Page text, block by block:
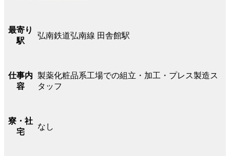
最寄り
駅
弘南鉄道弘南線 田舎館駅
仕事内
容
製薬化粧品系工場での組立・加工・プレス製造ス
タッフ
寮・社
宅
なし